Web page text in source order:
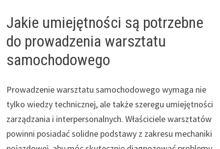
Jakie umiejętności są potrzebne
do prowadzenia warsztatu
samochodowego
Prowadzenie warsztatu samochodowego wymaga nie
tylko wiedzy technicznej, ale także szeregu umiejętności
zarządzania i interpersonalnych. Właściciele warsztatów
powinni posiadać solidne podstawy z zakresu mechaniki